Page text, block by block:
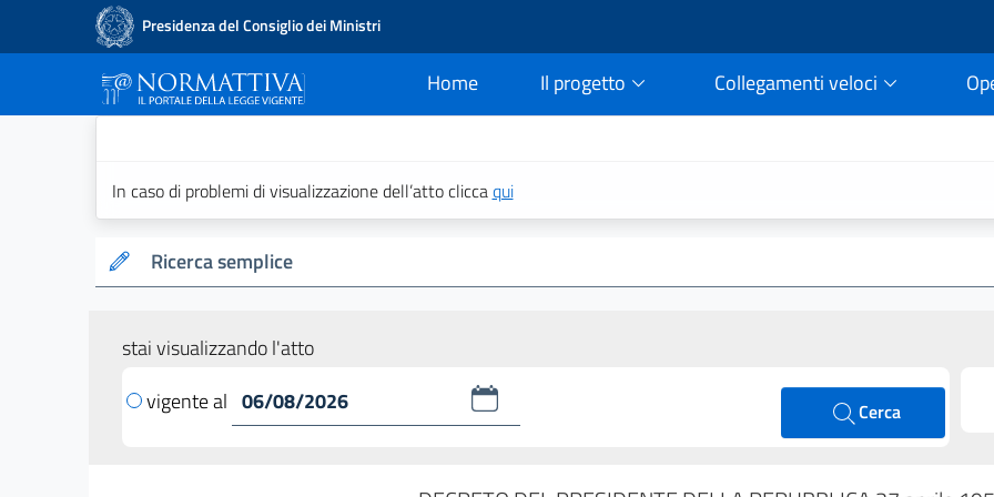
Presidenza del Consiglio dei Ministri
Home
current Il progetto Collegamenti veloci
In caso di problemi di visualizzazione dell’atto cliccaqui
Ricerca semplice
stai visualizzando l'atto
vigente al
Cerca